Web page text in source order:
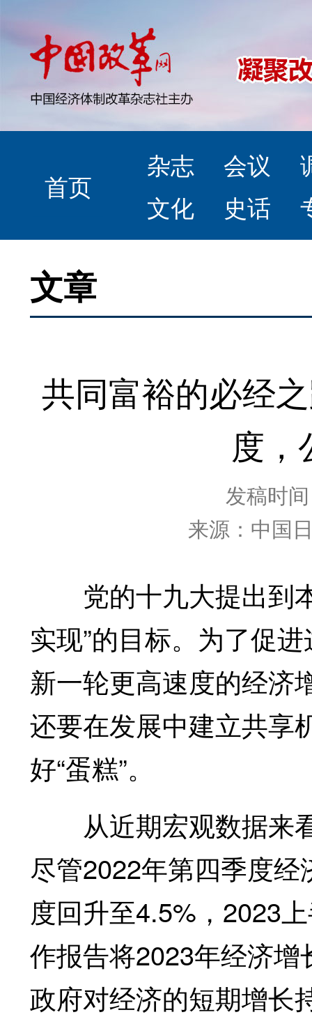
首页
杂志 会议
文化
史话
文章
共同富裕的必经
度，
发稿时
来源：中国
党的十九大提出到本
实现”的目标。为了促
新一轮更高速度的经济
还要在发展中建立共享
好“蛋糕”。
从近期宏观数据来
尽管2022年第四季度
度回升至4.5%，2023
作报告将2023年经济
政府对经济的短期增长